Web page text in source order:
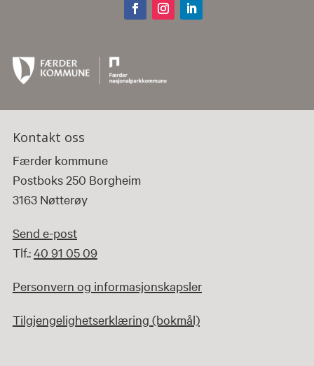
Kontakt oss
Færder kommune
Postboks 250 Borgheim
3163 Nøtterøy
Send e-post
Tlf.:40 91 05 09
Personvern og informasjonskapsler
Tilgjengelighetserklæring (bokmål)